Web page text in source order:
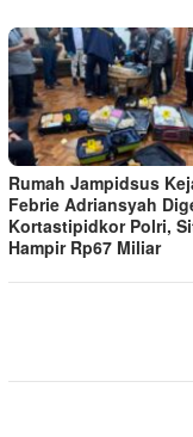
Rumah Jampidsus
Febrie Adriansyah
Kortastipidkor Polri,
Hampir Rp67 Miliar